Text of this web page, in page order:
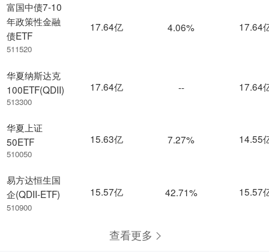
富国中债7-10
年政策性金融
债ETF
511520
华夏纳斯达克
100ETF(QDII)
513300
华夏上证
50ETF
510050
易方达恒生国
企(QDII-ETF)
510900
17.64亿 4.06% 17.64
17.64亿 -- 17.64
15.63亿 7.27% 14.55
15.57亿 42.71% 15.57
查看更多